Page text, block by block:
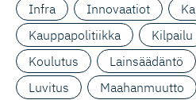
Infra
Innovaatiot
Kauppapolitiikka
Kilpailu
Koulutus
Lainsäädäntö
Luvitus
Maahanmuutto